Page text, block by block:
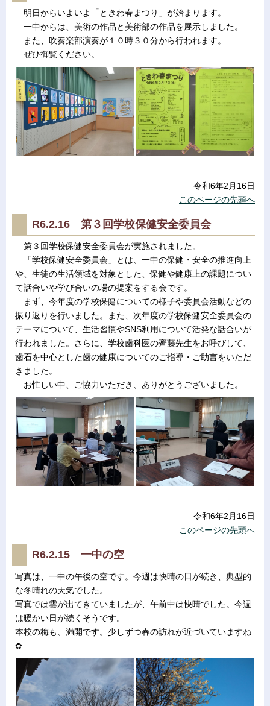
明日からいよいよ「ときわ春まつり」が始まります。
一中からは、美術の作品と美術部の作品を展示しました。
また、吹奏楽部演奏が１０時３０分から行われます。
ぜひ御覧ください。
令和6年2月16日
このページの先頭へ
R6.2.16 第３回学校保健安全委員会
第３回学校保健安全委員会が実施されました。
「学校保健安全委員会」とは、一中の保健・安全の推進向上
や、生徒の生活領域を対象とした、保健や健康上の課題につい
て話合いや学び合いの場の提案をする会です。
まず、今年度の学校保健についての様子や委員会活動などの
振り返りを行いました。また、次年度の学校保健安全委員会の
テーマについて、生活習慣やSNS利用について活発な話合いが
行われました。さらに、学校歯科医の齊藤先生をお呼びして、
歯石を中心とした歯の健康についてのご指導・ご助言をいただ
きました。
お忙しい中、ご協力いただき、ありがとうございました。
令和6年2月16日
このページの先頭へ
R6.2.15 一中の空
写真は、一中の午後の空です。今週は快晴の日が続き、典型的
な冬晴れの天気でした。
写真では雲が出てきていましたが、午前中は快晴でした。今週
は暖かい日が続くそうです。
本校の梅も、満開です。少しずつ春の訪れが近づいていますね
✿